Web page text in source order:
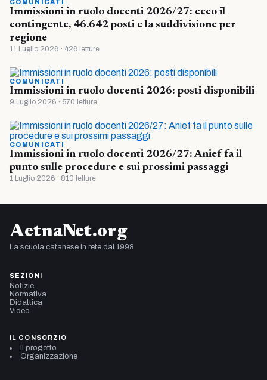
COMUNICATI
Immissioni in ruolo docenti 2026/27: ecco il
contingente, 46.642 posti e la suddivisione per
regione
11 Luglio 2026 · 426 letture
COMUNICATI
Immissioni in ruolo docenti 2026: posti disponibili
9 Luglio 2026 · 570 letture
COMUNICATI
Immissioni in ruolo docenti 2026/27: Anief fa il
punto sulle procedure e sui prossimi passaggi
1 Luglio 2026 · 810 letture
AetnaNet.org
La scuola catanese in rete dal 1998
SEZIONI
Notizie
Normativa
Didattica
Video
IL CONSORZIO
Il progetto
Organizzazione